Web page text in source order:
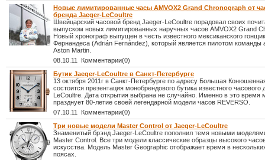
Новые лимитированные часы AMVOX2 Grand Chronograph от
бренда Jaeger-LeCoultre
Швейцарский часовой бренд Jaeger-LeCoultre порадовал своих
выпуском новых лимитированных наручных часов AMVOX2 Grand
Новый хронограф выпущен в честь известного мексиканского
Фернандеса (Adrián Fernández), который является пилотом команды
Aston Martin.
08.10.11 Комментарии(0)
Бутик Jaeger-LeCoultre в Санкт-Петербурге
13 октября 2011г в Санкт-Петербурге по адресу Большая
состоится презентация монобрендового бутика известного
LeCoultre. Дата открытия выбрана не случайно. Именно в это время
празднует 80-летие своей легендарной модели часов REVERSO.
07.10.11 Комментарии(0)
Три новые модели Master Control от Jaeger-LeCoultre
Знаменитый брэнд Jaeger-LeCoultre пополнил темя новыми
Master Control. Все три модели классические образцы высокого
искусства. Модель Master Geographic отображает время в
поясах.